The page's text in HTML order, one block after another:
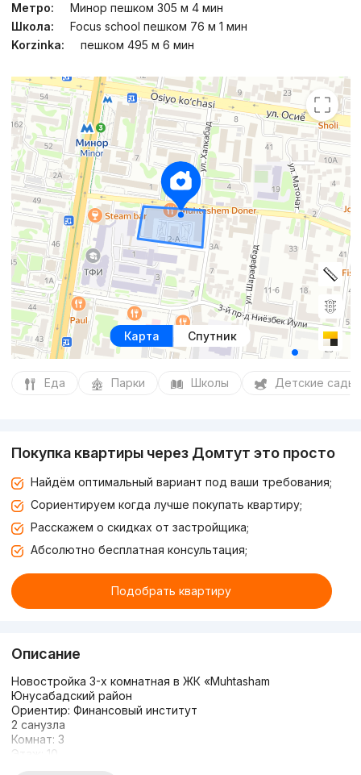
Метро:
Минор пешком 305 м 4 мин
Школа:
Focus school пешком 76 м 1 мин
Korzinka:
пешком 495 м 6 мин
Карта Спутник
Еда Парки Школы Детские сады
Покупка квартиры через Домтут это просто
Найдём оптимальный вариант под ваши требования;
Сориентируем когда лучше покупать квартиру;
Расскажем о скидках от застройщика;
Абсолютно бесплатная консультация;
Подобрать квартиру
Описание
Новостройка 3-х комнатная в ЖК «Muhtasham
Юнусабадский район
Ориентир: Финансовый институт
2 санузла
Комнат: 3
Этаж: 10